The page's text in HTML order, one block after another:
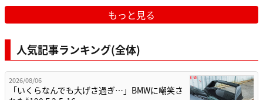
もっと見る
人気記事ランキング(全体)
2026/08/06
「いくらなんでも大げさ過ぎ…」BMWに嘲笑さ